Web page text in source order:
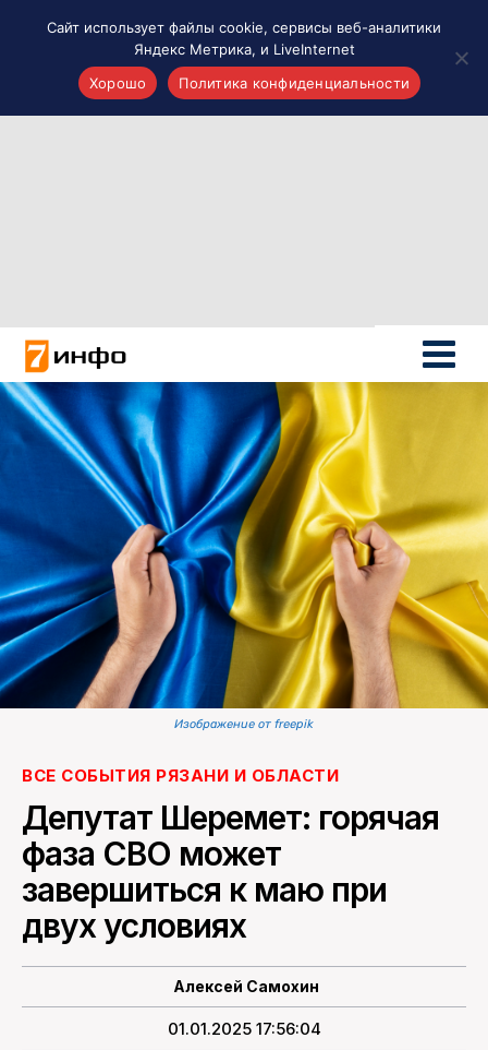
Новости России
Политика
Новости мира
Все материалы 7инфо
О НАС
ПОИСК ПО САЙТУ
Изображение от freepik
ВСЕ СОБЫТИЯ РЯЗАНИ И ОБЛАСТИ
Депутат Шеремет: горячая
фаза СВО может
завершиться к маю при
двух условиях
Алексей Самохин
01.01.2025 17:56:04
Сайт использует файлы cookie, сервисы веб-аналитики
Яндекс Метрика, и LiveInternet
Хорошо
Политика конфиденциальности